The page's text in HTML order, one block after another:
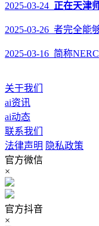
2025-03-24 正在天津
2025-03-26 者完全能
2025-03-16 简称
关于我们
ai资讯
ai动态
联系我们
法律声明 隐私政策
官方微信
×
官方抖音
×